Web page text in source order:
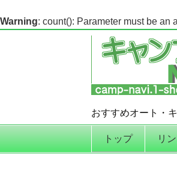
Warning: count(): Parameter must be an
おすすめオート・
コンテンツへ移動
トップ リ